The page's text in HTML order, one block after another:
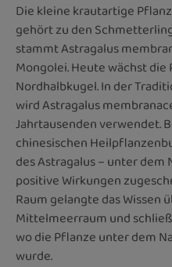
Die kleine krautartige
gehört zu den
stammt Astragalus
Mongolei. Heute wächst
Nordhalbkugel. In der
wird Astragalus
Jahrtausenden verwendet.
chinesischen
des Astragalus – unter dem
positive Wirkungen
Raum gelangte das Wissen
Mittelmeerraum und
wo die Pflanze unter dem
wurde.